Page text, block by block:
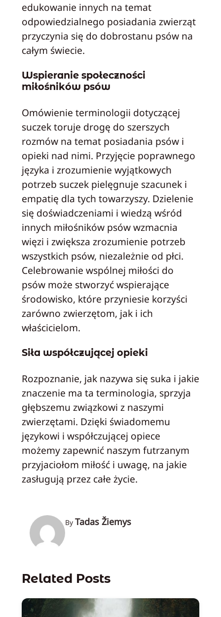
edukowanie innych na temat
odpowiedzialnego posiadania zwierząt
przyczynia się do dobrostanu psów na
całym świecie.
Wspieranie społeczności
miłośników psów
Omówienie terminologii dotyczącej
suczek toruje drogę do szerszych
rozmów na temat posiadania psów i
opieki nad nimi. Przyjęcie poprawnego
języka i zrozumienie wyjątkowych
potrzeb suczek pielęgnuje szacunek i
empatię dla tych towarzyszy. Dzielenie
się doświadczeniami i wiedzą wśród
innych miłośników psów wzmacnia
więzi i zwiększa zrozumienie potrzeb
wszystkich psów, niezależnie od płci.
Celebrowanie wspólnej miłości do
psów może stworzyć wspierające
środowisko, które przyniesie korzyści
zarówno zwierzętom, jak i ich
właścicielom.
Siła współczującej opieki
Rozpoznanie, jak nazywa się suka i jakie
znaczenie ma ta terminologia, sprzyja
głębszemu związkowi z naszymi
zwierzętami. Dzięki świadomemu
językowi i współczującej opiece
możemy zapewnić naszym futrzanym
przyjaciołom miłość i uwagę, na jakie
zasługują przez całe życie.
By Tadas Žiemys
Related Posts